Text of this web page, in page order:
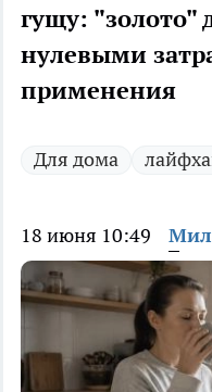
гущу: "золото"
нулевыми
применения
Для дома
18 июня 10:49